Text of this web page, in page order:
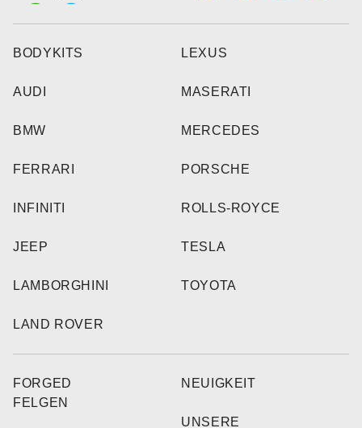
BODYKITS
AUDI
BMW
FERRARI
INFINITI
JEEP
LAMBORGHINI
LAND ROVER
LEXUS
MASERATI
MERCEDES
PORSCHE
ROLLS-ROYCE
TESLA
TOYOTA
FORGED
FELGEN
NEUIGKEIT
UNSERE